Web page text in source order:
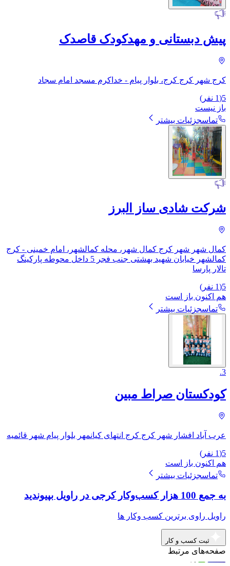
پیش دبستانی و مهدکودک قاصدک
کرج شهر کرج کرج، بلوار پیام - خداکرم مسجد امام سجاد
5
(
1 نفر)
باز نیست
تماسجزئیات بیشتر
شرکت شادی ساز البرز
کمال شهر شهر کرج کمال شهر، محله کمالشهر، امام خمینی - کرج
کمالشهر خیابان شهید بهشتی جنب فجر 5 داخل محوطه پارکینگ
تالار پارسا
5
(
1 نفر)
هم اکنون باز است
تماسجزئیات بیشتر
3
.
کودکستان صراط مبین
عرب آباد افشار شهر کرج کرج انتهای کیانمهر بلوار پیام شهر قائمیه
5
(
1 نفر)
هم اکنون باز است
تماسجزئیات بیشتر
به جمع 100 هزار کسب‌وکار کرجی در راویل بپیوندید
راویل راوی برترین کسب وکار ها
ثبت کسب و کار
صفحه‌های مرتبط